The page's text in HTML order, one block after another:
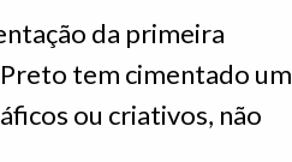
da primeira
tem cimentado um
ou criativos, não